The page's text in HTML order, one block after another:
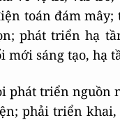
toán đám mây;
phát triển hạ
mới sáng tạo, hạ
phát triển nguồn
phải triển